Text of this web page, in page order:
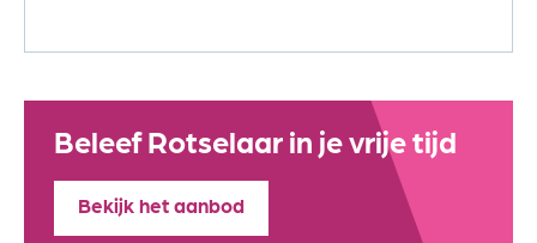
Beleef Rotselaar in je vrije tijd
Bekijk het aanbod